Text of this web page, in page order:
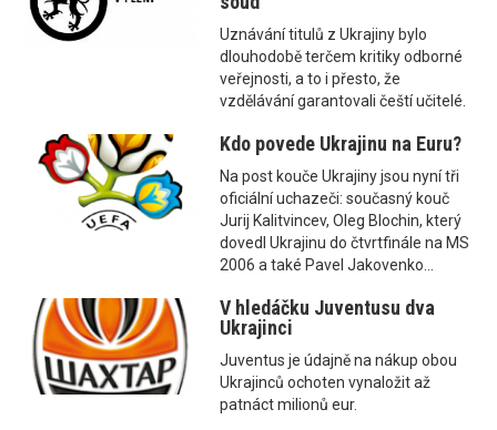
Uznávání titulů z Ukrajiny bylo
dlouhodobě terčem kritiky odborné
veřejnosti, a to i přesto, že
vzdělávání garantovali čeští učitelé.
Kdo povede Ukrajinu na Euru?
Na post kouče Ukrajiny jsou nyní tři
oficiální uchazeči: současný kouč
Jurij Kalitvincev, Oleg Blochin, který
dovedl Ukrajinu do čtvrtfinále na MS
2006 a také Pavel Jakovenko...
V hledáčku Juventusu dva
Ukrajinci
Juventus je údajně na nákup obou
Ukrajinců ochoten vynaložit až
patnáct milionů eur.